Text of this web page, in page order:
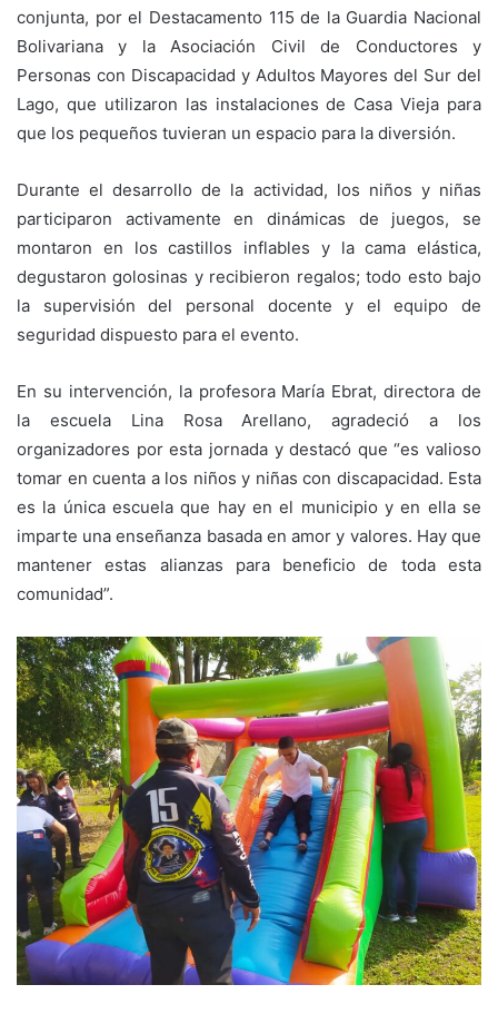
conjunta, por el Destacamento 115 de la Guardia Nacional
Bolivariana y la Asociación Civil de Conductores y
Personas con Discapacidad y Adultos Mayores del Sur del
Lago, que utilizaron las instalaciones de Casa Vieja para
que los pequeños tuvieran un espacio para la diversión.
Durante el desarrollo de la actividad, los niños y niñas
participaron activamente en dinámicas de juegos, se
montaron en los castillos inflables y la cama elástica,
degustaron golosinas y recibieron regalos; todo esto bajo
la supervisión del personal docente y el equipo de
seguridad dispuesto para el evento.
En su intervención, la profesora María Ebrat, directora de
la escuela Lina Rosa Arellano, agradeció a los
organizadores por esta jornada y destacó que “es valioso
tomar en cuenta a los niños y niñas con discapacidad. Esta
es la única escuela que hay en el municipio y en ella se
imparte una enseñanza basada en amor y valores. Hay que
mantener estas alianzas para beneficio de toda esta
comunidad”.